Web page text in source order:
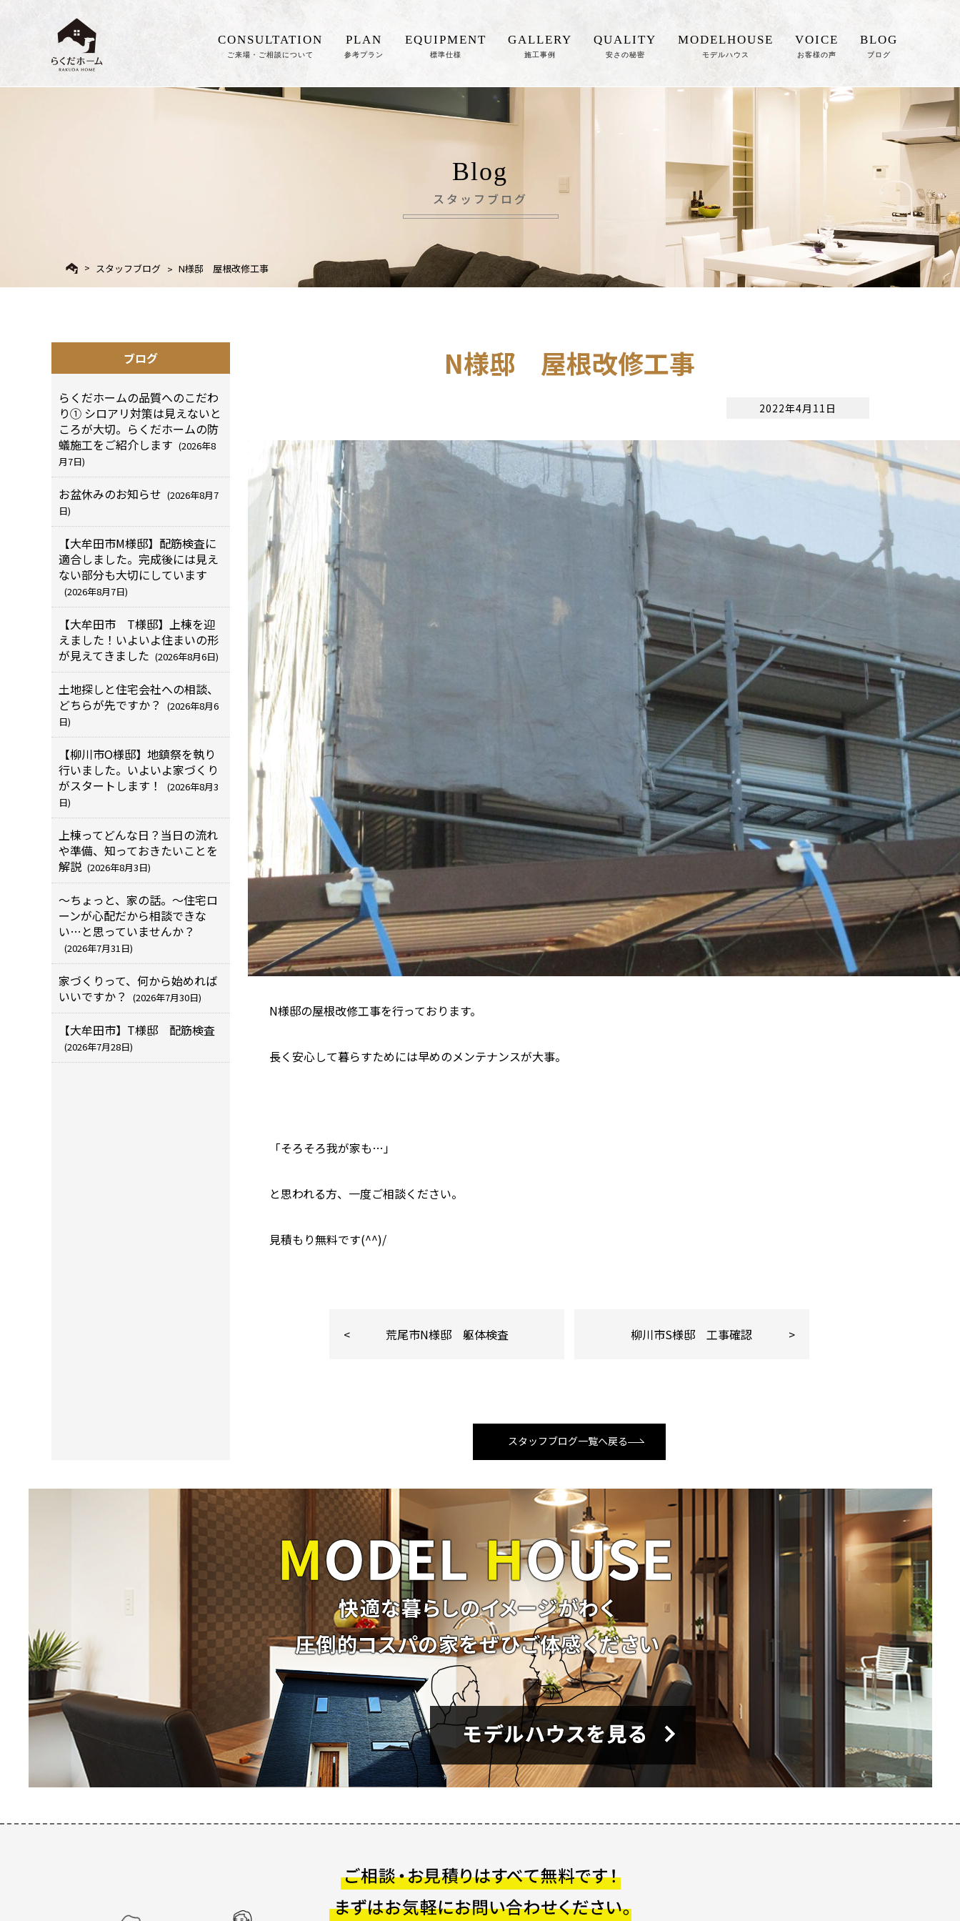
CONSULTATION
ご来場・ご相談について
PLAN
参考プラン
EQUIPMENT
標準仕様
GALLERY
施工事例
QUALITY
安さの秘密
MODELHOUSE
モデルハウス
VOICE
お客様の声
BLOG
ブログ
Blog
スタッフブログ
スタッフブログ N様邸 屋根改修工事
N様邸 屋根改修工事
2022年4月11日
N様邸の屋根改修工事を行っております。
長く安心して暮らすためには早めのメンテナンスが大事。
「そろそろ我が家も…」
と思われる方、一度ご相談ください。
見積もり無料です(^^)/
荒尾市N様邸 躯体検査 柳川市S様邸 工事確認
スタッフブログ一覧へ戻る
ブログ
らくだホームの品質へのこだわ
り① シロアリ対策は見えないと
ころが大切。らくだホームの防
蟻施工をご紹介します (2026年8
月7日)
お盆休みのお知らせ (2026年8月7
日)
【大牟田市M様邸】配筋検査に
適合しました。完成後には見え
ない部分も大切にしています
(2026年8月7日)
【大牟田市 T様邸】上棟を迎
えました！いよいよ住まいの形
が見えてきました (2026年8月6日)
土地探しと住宅会社への相談、
どちらが先ですか？
(2026年8月6
日)
【柳川市O様邸】地鎮祭を執り
行いました。いよいよ家づくり
がスタートします！
(2026年8月3
日)
上棟ってどんな日？当日の流れ
や準備、知っておきたいことを
解説 (2026年8月3日)
～ちょっと、家の話。～住宅ロ
ーンが心配だから相談できな
い…と思っていませんか？
(2026年7月31日)
家づくりって、何から始めれば
いいですか？
(2026年7月30日)
【大牟田市】T様邸 配筋検査
(2026年7月28日)